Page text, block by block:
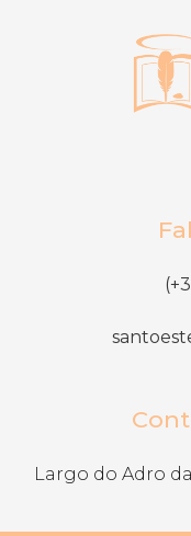
Largo do Adro